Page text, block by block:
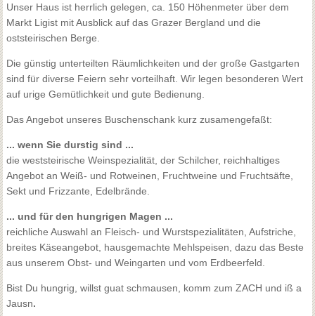
Unser Haus ist herrlich gelegen, ca. 150 Höhenmeter über dem
Markt Ligist mit Ausblick auf das Grazer Bergland und die
oststeirischen Berge.
Die günstig unterteilten Räumlichkeiten und der große Gastgarten
sind für diverse Feiern sehr vorteilhaft. Wir legen besonderen Wert
auf urige Gemütlichkeit und gute Bedienung.
Das Angebot unseres Buschenschank kurz zusamengefaßt:
... wenn Sie durstig sind ...
die weststeirische Weinspezialität, der Schilcher, reichhaltiges
Angebot an Weiß- und Rotweinen, Fruchtweine und Fruchtsäfte,
Sekt und Frizzante, Edelbrände.
... und für den hungrigen Magen ...
reichliche Auswahl an Fleisch- und Wurstspezialitäten, Aufstriche,
breites Käseangebot, hausgemachte Mehlspeisen, dazu das Beste
aus unserem Obst- und Weingarten und vom Erdbeerfeld.
Bist Du hungrig, willst guat schmausen,
komm zum ZACH und iß a
Jausn.